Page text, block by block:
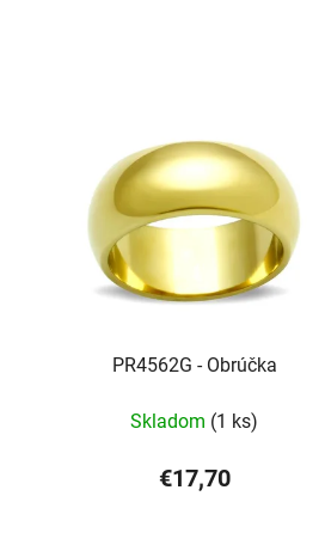
PR4562G - Obrúčka
Skladom (1 ks)
€17,70